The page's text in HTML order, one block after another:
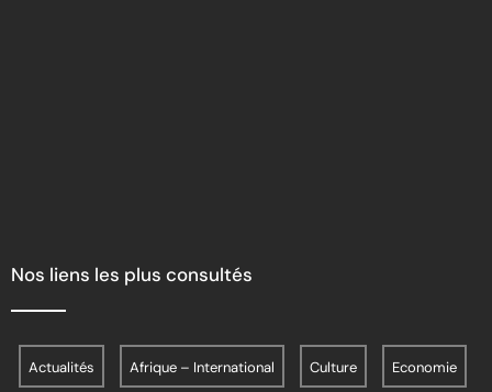
Nos liens les plus consultés
Actualités Afrique – International Culture Economie